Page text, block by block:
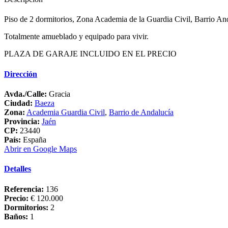
Piso de 2 dormitorios, Zona Academia de la Guardia Civil, Barrio
Totalmente amueblado y equipado para vivir.
PLAZA DE GARAJE INCLUIDO EN EL PRECIO
Dirección
Avda./Calle: Gracia
Ciudad: Baeza
Zona: Academia Guardia Civil, Barrio de Andalucía
Provincia: Jaén
CP: 23440
País: España
Abrir en Google Maps
Detalles
Referencia: 136
Precio: € 120.000
Dormitorios: 2
Baños: 1